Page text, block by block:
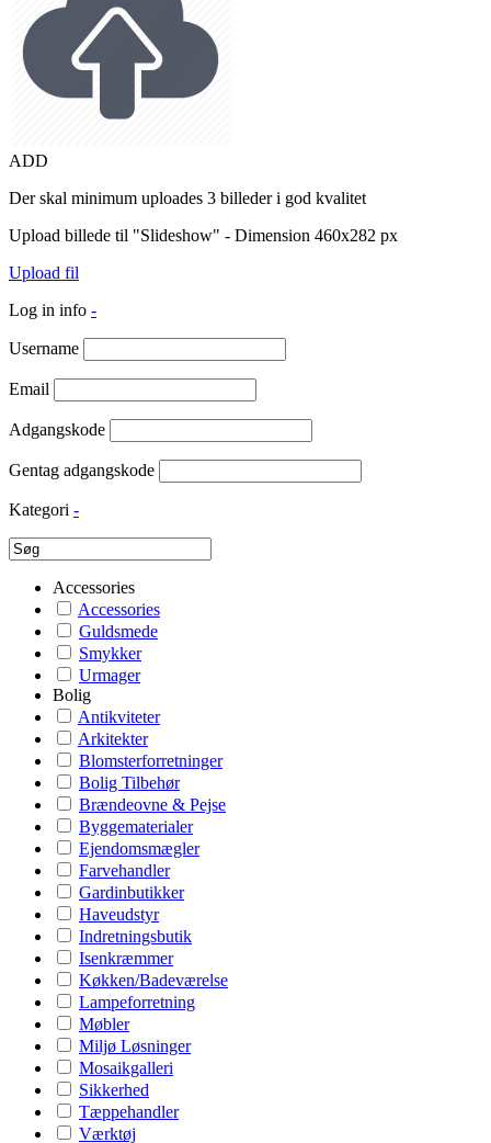
ADD
Der skal minimum uploades 3 billeder i god kvalitet
Upload billede til "Slideshow" - Dimension 460x282 px
Upload fil
Log in info -
Username
Email
Adgangskode
Gentag adgangskode
Kategori -
Accessories
Accessories
Guldsmede
Smykker
Urmager
Bolig
Antikviteter
Arkitekter
Blomsterforretninger
Bolig Tilbehør
Brændeovne & Pejse
Byggematerialer
Ejendomsmægler
Farvehandler
Gardinbutikker
Haveudstyr
Indretningsbutik
Isenkræmmer
Køkken/Badeværelse
Lampeforretning
Møbler
Miljø Løsninger
Mosaikgalleri
Sikkerhed
Tæppehandler
Værktøj